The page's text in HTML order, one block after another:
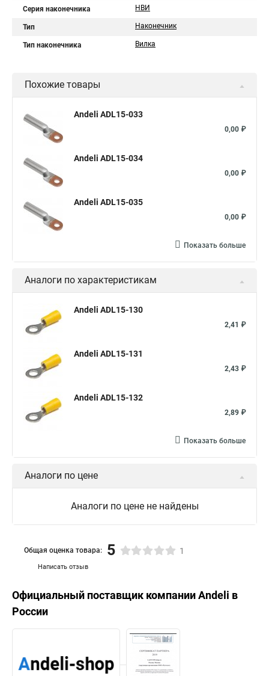
Серия наконечника НВИ
Тип Наконечник
Тип наконечника Вилка
Похожие товары
Andeli ADL15-033
0,00 ₽
Andeli ADL15-034
0,00 ₽
Andeli ADL15-035
0,00 ₽
Показать больше
Аналоги по характеристикам
Andeli ADL15-130
2,41 ₽
Andeli ADL15-131
2,43 ₽
Andeli ADL15-132
2,89 ₽
Показать больше
Аналоги по цене
Аналоги по цене не найдены
Написать отзыв
Общая оценка товара: 5 1
Официальный поставщик компанииAndeli в
России